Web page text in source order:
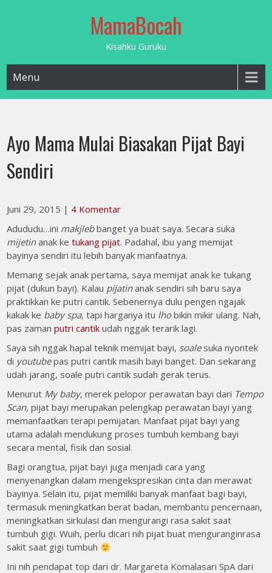
MamaBocah
Kisahku Guruku
Menu
Ayo Mama Mulai Biasakan Pijat Bayi
Sendiri
Juni 29, 2015 | 4 Komentar
Adududu…ini makjlebbanget ya buat saya. Secara suka
mijetinanak ketukang pijat. Padahal, ibu yang memijat
bayinya sendiri itu lebih banyak manfaatnya.
Memang sejak anak pertama, saya memijat anak ke tukang
pijat (dukun bayi). Kalau pijatinanak sendiri sih baru saya
praktikkan ke putri cantik. Sebenernya dulu pengen ngajak
kakak ke baby spa, tapi harganya itu lhobikin mikir ulang. Nah,
pas zamanputri cantikudah nggak terarik lagi.
Saya sih nggak hapal teknik memijat bayi, soalesuka nyontek
di youtubepas putri cantik masih bayi banget. Dan sekarang
udah jarang, soale putri cantik sudah gerak terus.
Menurut My baby, merek pelopor perawatan bayi dari Tempo
Scan, pijat bayi merupakan pelengkap perawatan bayi yang
memanfaatkan terapi pemijatan. Manfaat pijat bayi yang
utama adalah mendukung proses tumbuh kembang bayi
secara mental, fisik dan sosial.
Bagi orangtua, pijat bayi juga menjadi cara yang
menyenangkan dalam mengekspresikan cinta dan merawat
bayinya. Selain itu, pijat memiliki banyak manfaat bagi bayi,
termasuk meningkatkan berat badan, membantu pencernaan,
meningkatkan sirkulasi dan mengurangi rasa sakit saat
tumbuh gigi. Wuih, perlu dicari nih pijat buat menguranginrasa
sakit saat gigi tumbuh
Ini nih pendapat top dari dr. Margareta Komalasari SpA dari